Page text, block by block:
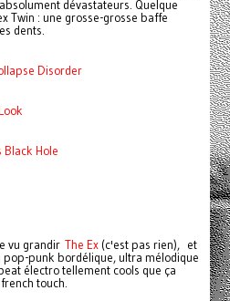
dévastateurs. Quelque
Twin : une grosse-grosse baffe
dents.
Disorder
Black Hole
vu grandir The Ex(c'est pas rien), et
punk bordélique, ultra mélodique
électro tellement cools que ça
touch.